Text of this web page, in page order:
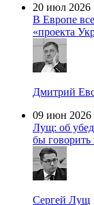
20 июл 2026
В Европе
«проекта
Дмитрий
09 июн 2026
Лущ: об
бы говорить
Сергей Лущ